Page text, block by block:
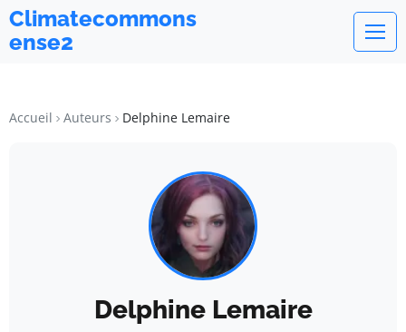
Climatecommons
ense2
Accueil Auteurs Delphine Lemaire
Delphine Lemaire